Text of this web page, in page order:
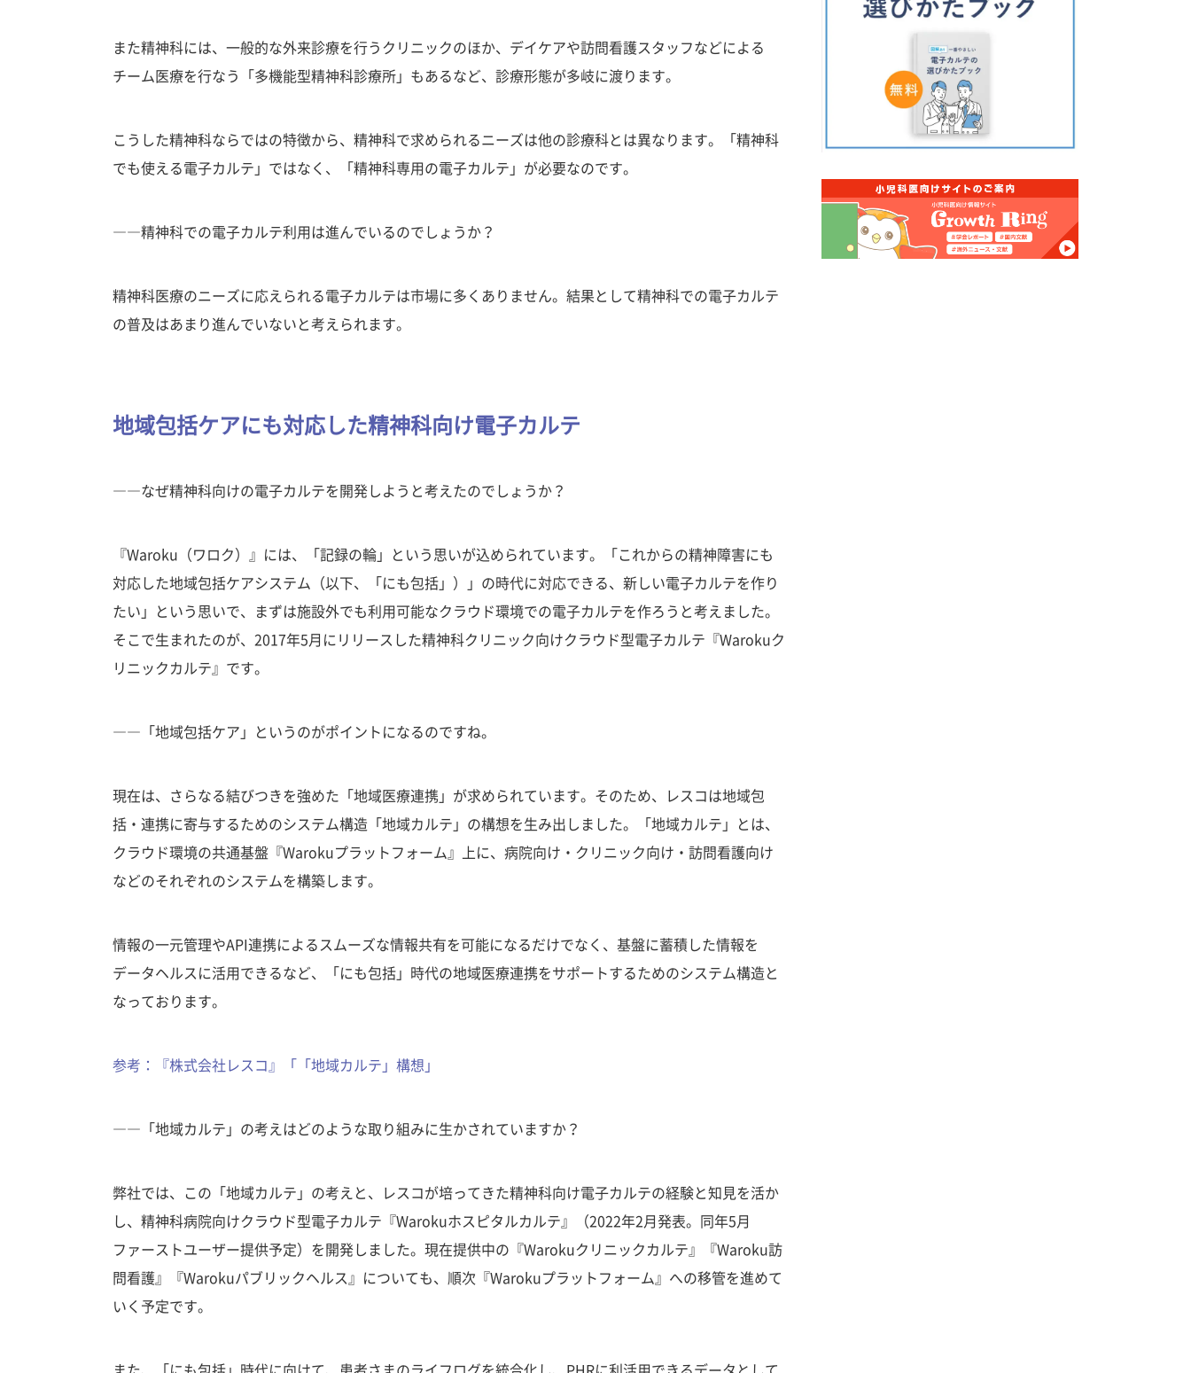
また精神科には、一般的な外来診療を行うクリニックのほか、デイケアや訪問看護スタッフなどによる
チーム医療を行なう「多機能型精神科診療所」もあるなど、診療形態が多岐に渡ります。
こうした精神科ならではの特徴から、精神科で求められるニーズは他の診療科とは異なります。「精神科
でも使える電子カルテ」ではなく、「精神科専用の電子カルテ」が必要なのです。
――精神科での電子カルテ利用は進んでいるのでしょうか？
精神科医療のニーズに応えられる電子カルテは市場に多くありません。結果として精神科での電子カルテ
の普及はあまり進んでいないと考えられます。
地域包括ケアにも対応した精神科向け電子カルテ
――なぜ精神科向けの電子カルテを開発しようと考えたのでしょうか？
『Waroku（ワロク）』には、「記録の輪」という思いが込められています。「これからの精神障害にも
対応した地域包括ケアシステム（以下、「にも包括」）」の時代に対応できる、新しい電子カルテを作り
たい」という思いで、まずは施設外でも利用可能なクラウド環境での電子カルテを作ろうと考えました。
そこで生まれたのが、2017年5月にリリースした精神科クリニック向けクラウド型電子カルテ『Warokuク
リニックカルテ』です。
――「地域包括ケア」というのがポイントになるのですね。
現在は、さらなる結びつきを強めた「地域医療連携」が求められています。そのため、レスコは地域包
括・連携に寄与するためのシステム構造「地域カルテ」の構想を生み出しました。「地域カルテ」とは、
クラウド環境の共通基盤『Warokuプラットフォーム』上に、病院向け・クリニック向け・訪問看護向け
などのそれぞれのシステムを構築します。
情報の一元管理やAPI連携によるスムーズな情報共有を可能になるだけでなく、基盤に蓄積した情報を
データヘルスに活用できるなど、「にも包括」時代の地域医療連携をサポートするためのシステム構造と
なっております。
参考：『株式会社レスコ』「「地域カルテ」構想」
――「地域カルテ」の考えはどのような取り組みに生かされていますか？
弊社では、この「地域カルテ」の考えと、レスコが培ってきた精神科向け電子カルテの経験と知見を活か
し、精神科病院向けクラウド型電子カルテ『Warokuホスピタルカルテ』（2022年2月発表。同年5月
ファーストユーザー提供予定）を開発しました。現在提供中の『Warokuクリニックカルテ』『Waroku訪
問看護』『Warokuパブリックヘルス』についても、順次『Warokuプラットフォーム』への移管を進めて
いく予定です。